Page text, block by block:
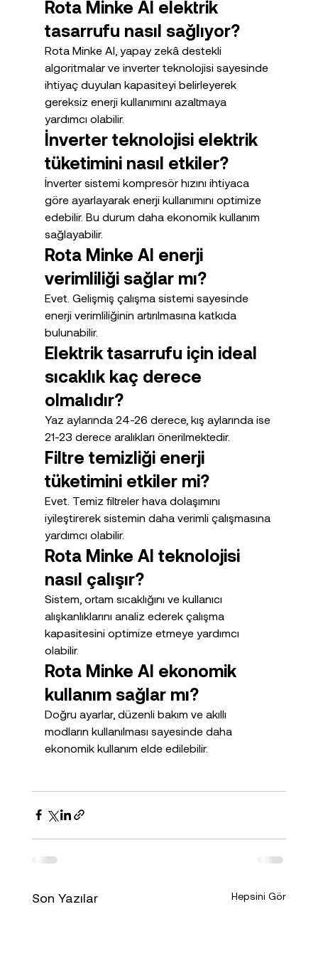
Rota Minke AI elektrik
tasarrufu nasıl sağlıyor?
Rota Minke AI, yapay zekâ destekli
algoritmalar ve inverter teknolojisi sayesinde
ihtiyaç duyulan kapasiteyi belirleyerek
gereksiz enerji kullanımını azaltmaya
yardımcı olabilir.
İnverter teknolojisi elektrik
tüketimini nasıl etkiler?
İnverter sistemi kompresör hızını ihtiyaca
göre ayarlayarak enerji kullanımını optimize
edebilir. Bu durum daha ekonomik kullanım
sağlayabilir.
Rota Minke AI enerji
verimliliği sağlar mı?
Evet. Gelişmiş çalışma sistemi sayesinde
enerji verimliliğinin artırılmasına katkıda
bulunabilir.
Elektrik tasarrufu için ideal
sıcaklık kaç derece
olmalıdır?
Yaz aylarında 24-26 derece, kış aylarında ise
21-23 derece aralıkları önerilmektedir.
Filtre temizliği enerji
tüketimini etkiler mi?
Evet. Temiz filtreler hava dolaşımını
iyileştirerek sistemin daha verimli çalışmasına
yardımcı olabilir.
Rota Minke AI teknolojisi
nasıl çalışır?
Sistem, ortam sıcaklığını ve kullanıcı
alışkanlıklarını analiz ederek çalışma
kapasitesini optimize etmeye yardımcı
olabilir.
Rota Minke AI ekonomik
kullanım sağlar mı?
Doğru ayarlar, düzenli bakım ve akıllı
modların kullanılması sayesinde daha
ekonomik kullanım elde edilebilir.
Son Yazılar Hepsini Gör